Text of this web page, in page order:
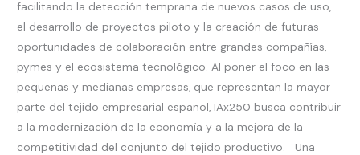
facilitando la detección temprana de nuevos casos de uso,
el desarrollo de proyectos piloto y la creación de futuras
oportunidades de colaboración entre grandes compañías,
pymes y el ecosistema tecnológico. Al poner el foco en las
pequeñas y medianas empresas, que representan la mayor
parte del tejido empresarial español, IAx250 busca contribuir
a la modernización de la economía y a la mejora de la
competitividad del conjunto del tejido productivo. Una